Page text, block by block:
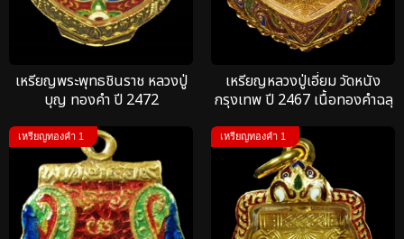
เหรียญพระพุทธชินราช หลวงปู่
บุญ ทองคำ ปี 2472
เหรียญหลวงปู่เอี่ยม วัดหนัง
กรุงเทพ ปี 2467 เนื้อทองคำฉลุ
เหรียญทองคำ 1 เหรียญทองคำ 1